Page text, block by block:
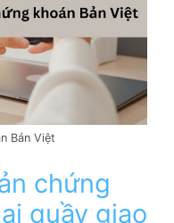
Bản Việt
chứng
quầy giao